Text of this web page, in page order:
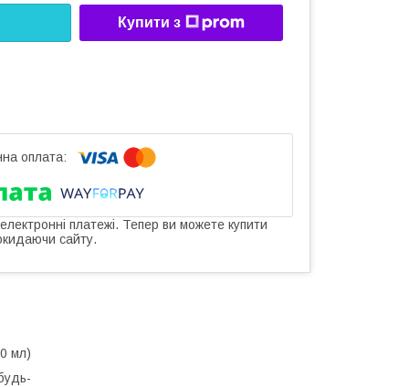
Купити з
платежі. Тепер ви можете купити
сайту.
мл)